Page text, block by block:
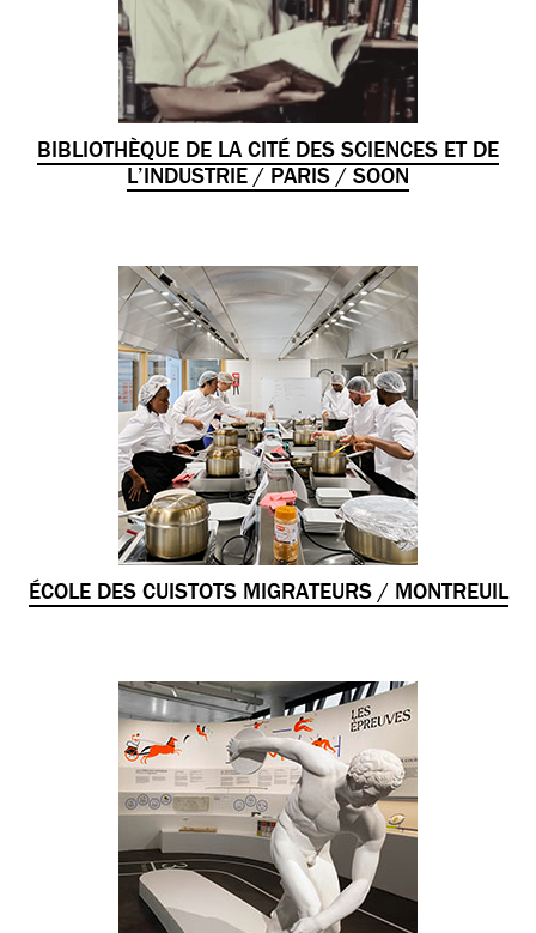
BIBLIOTHÈQUE DE LA CITÉ DES SCIENCES ET DE
L’INDUSTRIE / PARIS / SOON
ÉCOLE DES CUISTOTS MIGRATEURS / MONTREUIL